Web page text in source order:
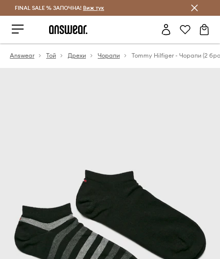
Спестявай с Answear Club
FINAL SALE % ЗАПОЧНА! Виж тук
Answear Той Дрехи Чорапи